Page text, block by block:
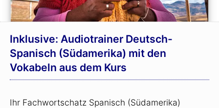
Inklusive: Audiotrainer Deutsch-
Spanisch (Südamerika) mit den
Vokabeln aus dem Kurs
Ihr Fachwortschatz Spanisch (Südamerika)